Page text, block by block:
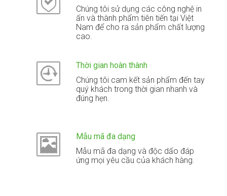
Chúng tôi sử dụng các công nghệ in
ấn và thành phẩm tiên tiến tại Việt
Nam để cho ra sản phẩm chất lượng
cao.
Thời gian hoàn thành
Chúng tôi cam kết sản phẩm đến tay
quý khách trong thời gian nhanh và
đúng hẹn.
Mẫu mã đa dạng
Mẫu mã đa dạng và độc dấo đáp
ứng mọi yêu cầu của khách hàng.